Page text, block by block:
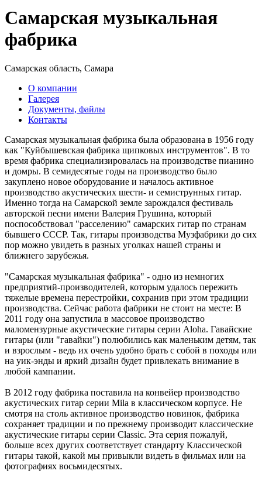
Самарская музыкальная
фабрика
Самарская область, Самара
О компании
Галерея
Документы, файлы
Контакты
Самарская музыкальная фабрика была образована в 1956 году
как "Куйбышевская фабрика щипковых инструментов". В то
время фабрика специализировалась на производстве пианино
и домры. В семидесятые годы на производство было
закуплено новое оборудование и началось активное
производство акустических шести- и семиструнных гитар.
Именно тогда на Самарской земле зарождался фестиваль
авторской песни имени Валерия Грушина, который
поспособствовал "расселению" самарских гитар по странам
бывшего СССР. Так, гитары производства Музфабрики до сих
пор можно увидеть в разных уголках нашей страны и
ближнего зарубежья.
"Самарская музыкальная фабрика" - одно из немногих
предприятий-производителей, которым удалось пережить
тяжелые времена перестройки, сохранив при этом традиции
производства. Сейчас работа фабрики не стоит на месте: В
2011 году она запустила в массовое производство
маломензурные акустические гитары серии Aloha. Гавайские
гитары (или "гавайки") полюбились как маленьким детям, так
и взрослым - ведь их очень удобно брать с собой в походы или
на уик-энды и яркий дизайн будет привлекать внимание в
любой кампании.
В 2012 году фабрика поставила на конвейер производство
акустических гитар серии Mila в классическом корпусе. Не
смотря на столь активное производство новинок, фабрика
сохраняет традиции и по прежнему производит классические
акустические гитары серии Classic. Эта серия пожалуй,
больше всех других соответствует стандарту Классической
гитары такой, какой мы привыкли видеть в фильмах или на
фотографиях восьмидесятых.